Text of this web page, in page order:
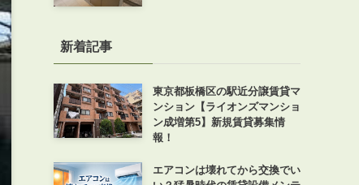
新着記事
東京都板橋区の駅近分譲賃貸マ
ンション【ライオンズマンショ
ン成増第5】新規賃貸募集情
報！
エアコンは壊れてから交換でい